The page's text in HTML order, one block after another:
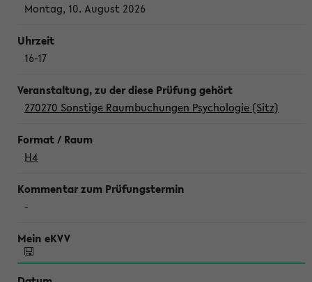
Montag, 10. August 2026
16-17
270270 Sonstige Raumbuchungen Psychologie (Sitz)
H4
-